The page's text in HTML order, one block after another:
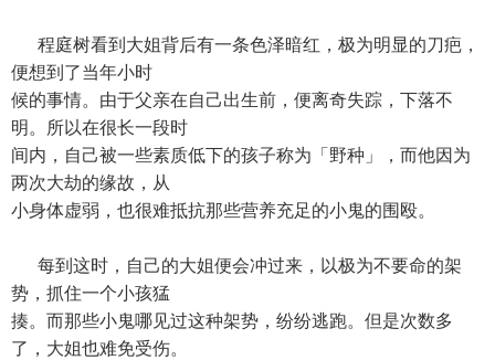
程庭树看到大姐背后有一条色泽暗红，极为明显的刀疤，
便想到了当年小时
候的事情。由于父亲在自己出生前，便离奇失踪，下落不
明。所以在很长一段时
间内，自己被一些素质低下的孩子称为「野种」，而他因为
两次大劫的缘故，从
小身体虚弱，也很难抵抗那些营养充足的小鬼的围殴。
每到这时，自己的大姐便会冲过来，以极为不要命的架
势，抓住一个小孩猛
揍。而那些小鬼哪见过这种架势，纷纷逃跑。但是次数多
了，大姐也难免受伤。